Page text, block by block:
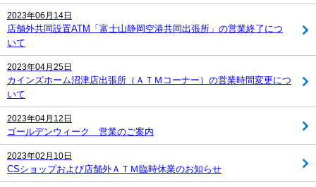
2023年06月14日
店舗外共同設置ATM「富士山静岡空港共同出張所」の営業終了につ
いて
2023年04月25日
カインズホーム沼津店出張所（ＡＴＭコーナー）の営業時間変更につ
いて
2023年04月12日
ゴールデンウィーク 営業のご案内
2023年02月10日
CSショップおよび店舗外ＡＴＭ臨時休業のお知らせ